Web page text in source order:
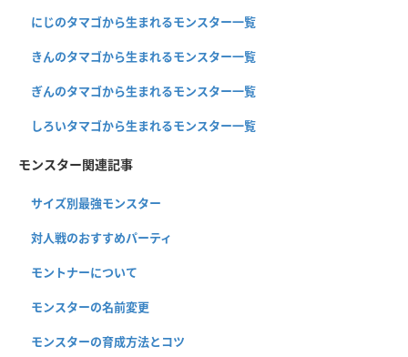
にじのタマゴから生まれるモンスター一覧
きんのタマゴから生まれるモンスター一覧
ぎんのタマゴから生まれるモンスター一覧
しろいタマゴから生まれるモンスター一覧
モンスター関連記事
サイズ別最強モンスター
対人戦のおすすめパーティ
モントナーについて
モンスターの名前変更
モンスターの育成方法とコツ